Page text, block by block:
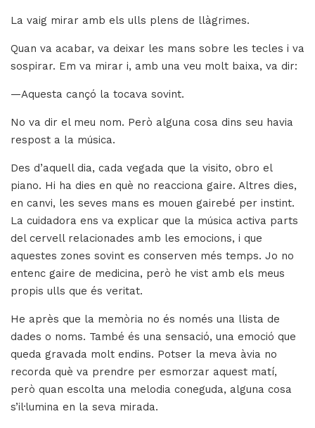
La vaig mirar amb els ulls plens de llàgrimes.
Quan va acabar, va deixar les mans sobre les tecles i va
sospirar. Em va mirar i, amb una veu molt baixa, va dir:
—Aquesta cançó la tocava sovint.
No va dir el meu nom. Però alguna cosa dins seu havia
respost a la música.
Des d’aquell dia, cada vegada que la visito, obro el
piano. Hi ha dies en què no reacciona gaire. Altres dies,
en canvi, les seves mans es mouen gairebé per instint.
La cuidadora ens va explicar que la música activa parts
del cervell relacionades amb les emocions, i que
aquestes zones sovint es conserven més temps. Jo no
entenc gaire de medicina, però he vist amb els meus
propis ulls que és veritat.
He après que la memòria no és només una llista de
dades o noms. També és una sensació, una emoció que
queda gravada molt endins. Potser la meva àvia no
recorda què va prendre per esmorzar aquest matí,
però quan escolta una melodia coneguda, alguna cosa
s’il·lumina en la seva mirada.